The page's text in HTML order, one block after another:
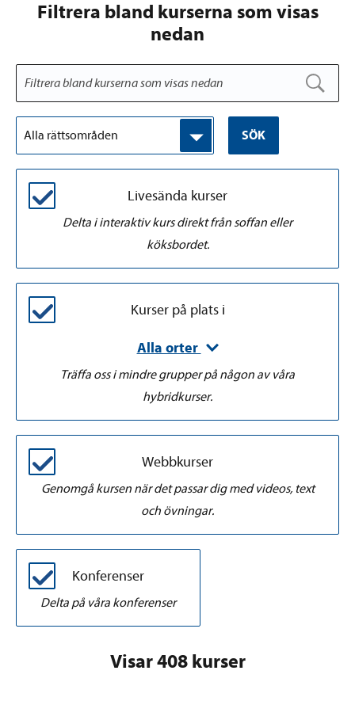
Filtrera bland kurserna som visas
nedan
Alla rättsområden SÖK
Livesända kurser
Delta i interaktiv kurs direkt från soffan eller
köksbordet.
Kurser på plats i
Alla orter
Träffa oss i mindre grupper på någon av våra
hybridkurser.
Webbkurser
Genomgå kursen när det passar dig med videos, text
och övningar.
Konferenser
Delta på våra konferenser
Visar 408 kurser